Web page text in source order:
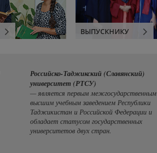
ВЫПУСКНИКУ
Российско-Таджикский (Славянский)
университет (РТСУ)
— является первым межгосударственным
высшим учебным заведением Республики
Таджикистан и Российской Федерации и
обладает статусом государственных
университетов двух стран.